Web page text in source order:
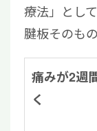
療法」とし
腱板そのも
痛みが2週
く